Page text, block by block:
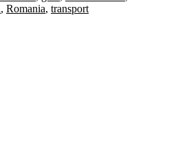
, Romania, transport